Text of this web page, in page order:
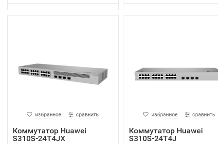
избранное сравнить
Коммутатор Huawei
S310S-24T4JX
избранное сравнить
Коммутатор Huawei
S310S-24T4J